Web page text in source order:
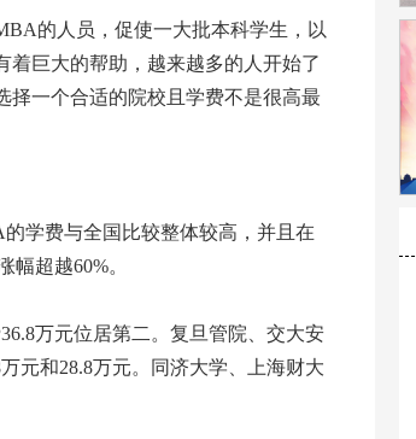
的人员，促使一大批本科学生，以
巨大的帮助，越来越多的人开始了
一个合适的院校且学费不是很高最
学费与全国比较整体较高，并且在
超越60%。
万元位居第二。复旦管院、交大安
元和28.8万元。同济大学、上海财大